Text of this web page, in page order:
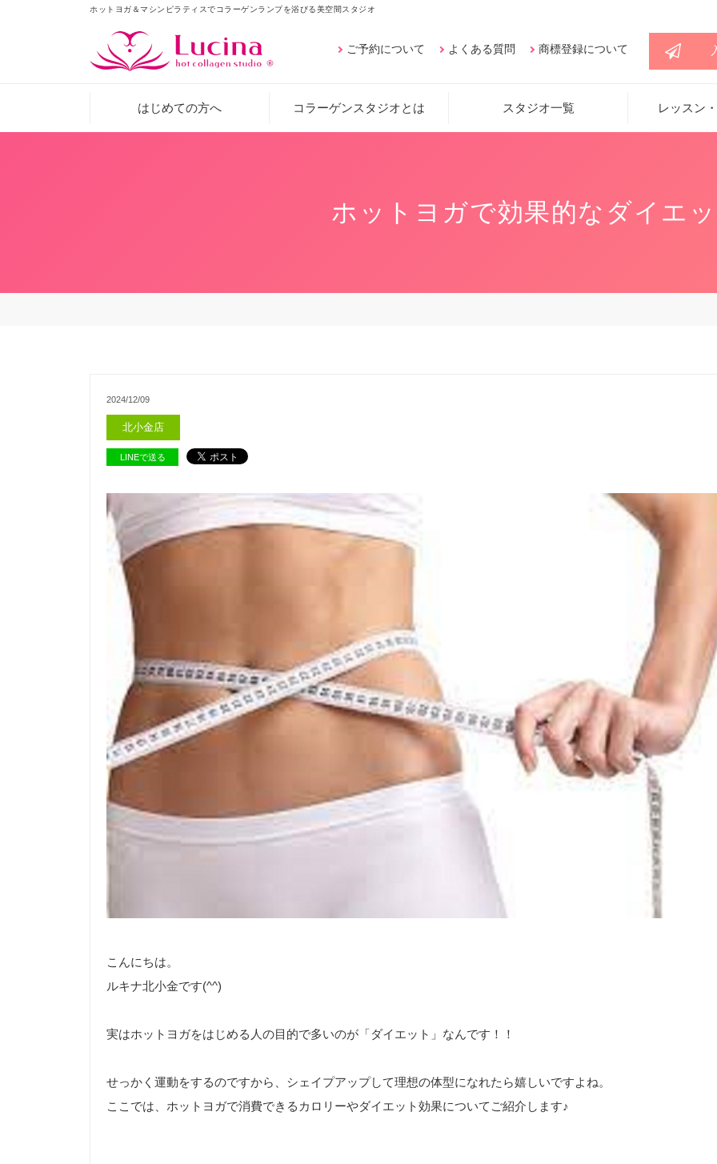
ホットヨガ＆マシンピラティスでコラーゲンランプを浴びる美空間スタジオ
ご予約について よくある質問 商標登録について
はじめての方へ コラーゲンスタジオとは スタジオ一覧 レッスン
ホットヨガで効果的なダイエ
2024/12/09
北小金店
LINEで送る
こんにちは。
ルキナ北小金です(^^)
実はホットヨガをはじめる人の目的で多いのが「ダイエット」なんです！！
せっかく運動をするのですから、シェイプアップして理想の体型になれたら嬉しいですよね。
ここでは、ホットヨガで消費できるカロリーやダイエット効果についてご紹介します♪